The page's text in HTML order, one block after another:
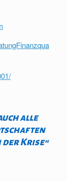
alle
Krise“